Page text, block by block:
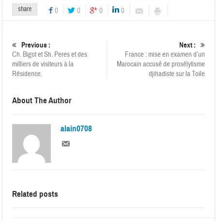
share 0 0 0 0
Previous :
Ch. Bigot et Sh. Peres et des
milliers de visiteurs à la
Résidence.
Next :
France : mise en examen d’un
Marocain accusé de prosélytisme
djihadiste sur la Toile
About The Author
alain0708
Related posts